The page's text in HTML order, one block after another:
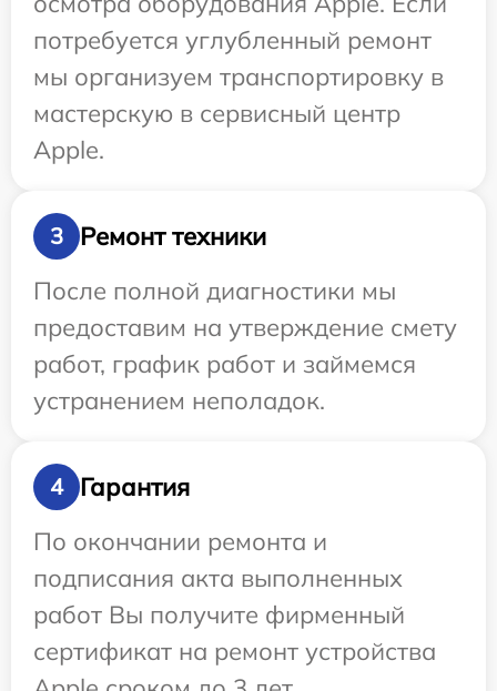
потребуется углубленный ремонт
мы организуем транспортировку в
мастерскую в сервисный центр
Apple.
3
Ремонт техники
После полной диагностики мы
предоставим на утверждение смету
работ, график работ и займемся
устранением неполадок.
4
Гарантия
По окончании ремонта и
подписания акта выполненных
работ Вы получите фирменный
сертификат на ремонт устройства